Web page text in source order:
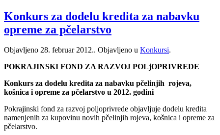
Konkurs za dodelu kredita za nabavku
opreme za pčelarstvo
Objavljeno 28. februar 2012.. Objavljeno u Konkursi.
POKRAJINSKI FOND ZA RAZVOJ POLjOPRIVREDE
Konkurs za dodelu kredita za nabavku pčelinjih rojeva,
košnica i opreme za pčelarstvo u 2012. godini
Pokrajinski fond za razvoj poljoprivrede objavljuje dodelu kredita
namenjenih za kupovinu novih pčelinjih rojeva, košnica i opreme za
pčelarstvo.